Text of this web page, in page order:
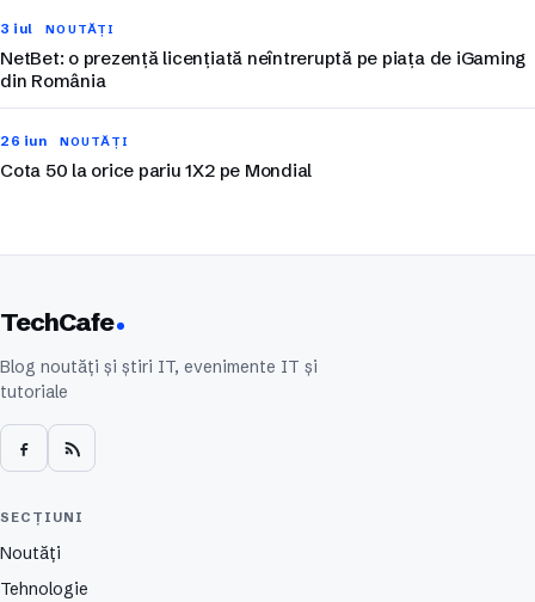
3 iul NOUTĂȚI
NetBet: o prezență licențiată neîntreruptă pe piața de iGaming
din România
26 iun NOUTĂȚI
Cota 50 la orice pariu 1X2 pe Mondial
TechCafe
Blog noutăți și știri IT, evenimente IT și
tutoriale
SECȚIUNI
Noutăți
Tehnologie